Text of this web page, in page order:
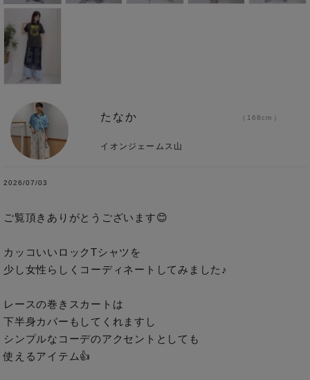
たなか
イオンジェームス山
168cm
2026/07/03
ご覧頂きありがとうございます😊
カッコいいロックTシャツを
少し女性らしくコーディネートしてみました♪
レースの巻きスカートは
下半身カバーもしてくれますし
シンプルなコーデのアクセントとしても
使えるアイテム👍